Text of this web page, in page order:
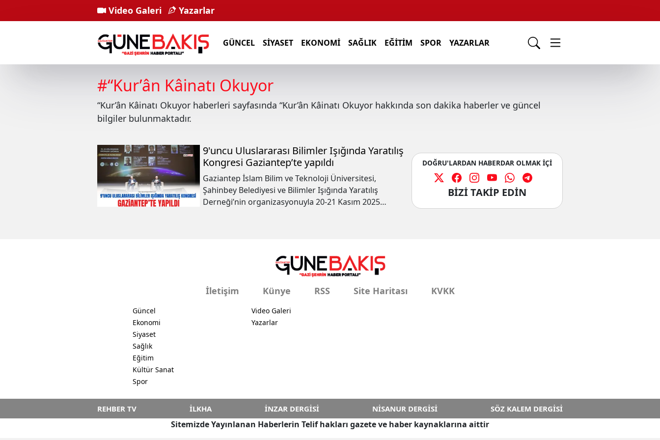
Video Galeri Yazarlar
GÜNCEL SIYASET EKONOMI SAĞLIK EĞITIM SPOR YAZARLAR
#“Kur’ân Kâinatı Okuyor
“Kur’ân Kâinatı Okuyor haberleri sayfasında “Kur’ân Kâinatı Okuyor hakkında son dakika haberler ve güncel
bilgiler bulunmaktadır.
9'uncu Uluslararası Bilimler Işığında Yaratılış
Kongresi Gaziantep’te yapıldı
Gaziantep İslam Bilim ve Teknoloji Üniversitesi,
Şahinbey Belediyesi ve Bilimler Işığında Yaratılış
Derneği’nin organizasyonuyla 20-21 Kasım 2025
DOĞRU'LARDAN HABERDAR OLMAK İÇİ
BİZİ TAKİP EDİN
İletişim Künye RSS Site Haritası KVKK
Güncel
Ekonomi
Siyaset
Sağlık
Eğitim
Kültür Sanat
Spor
Video Galeri
Yazarlar
REHBER TV İLKHA İNZAR DERGISI NISANUR DERGISI SÖZ KALEM DERGISI
Sitemizde Yayınlanan Haberlerin Telif hakları gazete ve haber kaynaklarına aittir